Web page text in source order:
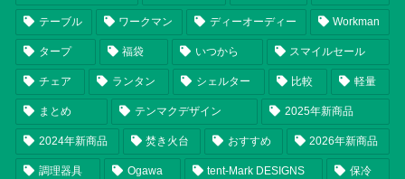
テーブル ワークマン ディーオーディー Workman
タープ 福袋 いつから スマイルセール
チェア ランタン シェルター 比較 軽量
まとめ テンマクデザイン 2025年新商品
2024年新商品 焚き火台 おすすめ 2026年新商品
調理器具 Ogawa tent-Mark DESIGNS 保冷